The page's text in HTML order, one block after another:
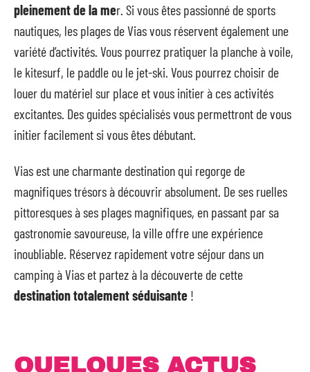
pleinement de la mer. Si vous êtes passionné de sports
nautiques, les plages de Vias vous réservent également une
variété d’activités. Vous pourrez pratiquer la planche à voile,
le kitesurf, le paddle ou le jet-ski. Vous pourrez choisir de
louer du matériel sur place et vous initier à ces activités
excitantes. Des guides spécialisés vous permettront de vous
initier facilement si vous êtes débutant.
Vias est une charmante destination qui regorge de
magnifiques trésors à découvrir absolument. De ses ruelles
pittoresques à ses plages magnifiques, en passant par sa
gastronomie savoureuse, la ville offre une expérience
inoubliable. Réservez rapidement votre séjour dans un
camping à Vias et partez à la découverte de cette
destination totalement séduisante !
QUELQUES ACTUS